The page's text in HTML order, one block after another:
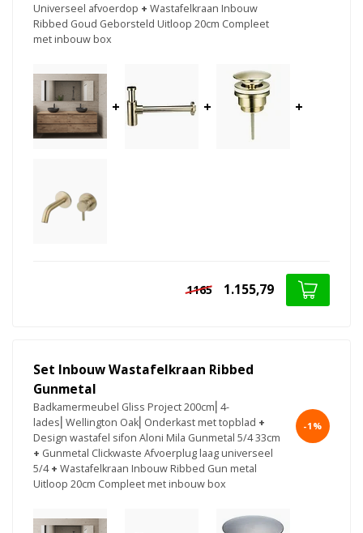
Universeel afvoerdop + Wastafelkraan Inbouw
Ribbed Goud Geborsteld Uitloop 20cm Compleet
met inbouw box
+ + +
1165 1.155,79
Set Inbouw Wastafelkraan Ribbed
Gunmetal
Badkamermeubel Gliss Project 200cm⎢4-
lades⎢Wellington Oak⎢Onderkast met topblad +
Design wastafel sifon Aloni Mila Gunmetal 5/4 33cm
+ Gunmetal Clickwaste Afvoerplug laag universeel
5/4 + Wastafelkraan Inbouw Ribbed Gun metal
Uitloop 20cm Compleet met inbouw box
-1%